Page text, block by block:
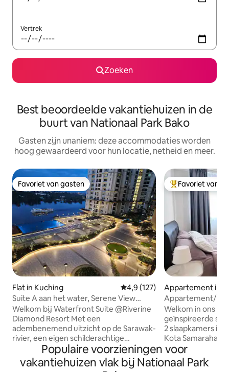
Vertrek
Zoeken
Best beoordeelde vakantiehuizen in de
buurt van Nationaal Park Bako
Gasten zijn unaniem: deze accommodaties worden
hoog gewaardeerd voor hun locatie, netheid en meer.
Favoriet van gasten
Favoriet van gasten
Flat in Kuching Gemiddelde beoordeling van
4,9 (127)
Suite A aan het water, Serene View
@Riverine Resort
Welkom bij Waterfront Suite @Riverine
Diamond Resort Met een
adembenemend uitzicht op de Sarawak-
rivier, een eigen schilderachtige
esplanade aan het water, een serene
sfeer en een scala aan voorzieningen, is
dit het perfecte toevluchtsoord voor je
Topfavoriet van
Favoriet van
Appartement in
Appartement/
Samarahan
Welkom in ons
geïnspireerde
2 slaapkamers in
Kota Samarahan. Onze ruimte heeft een
schone,
rustgevende
comfortabele
Populaire voorzieningen voor
vakantiehuizen vlak bij Nationaal Park